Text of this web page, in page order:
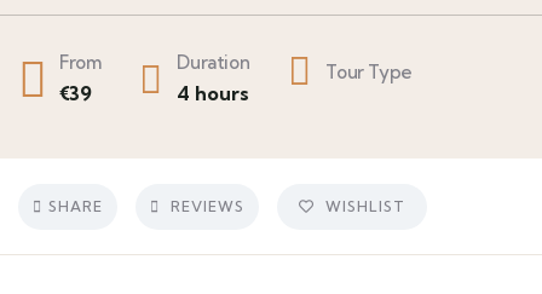
From
€39
Duration
4 hours
Tour Type
SHARE REVIEWS WISHLIST